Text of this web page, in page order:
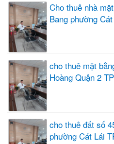
Cho thuê nhà
Bang phường
cho thuê mặt
Hoàng Quận 2
cho thuê đất số
phường Cát Lái